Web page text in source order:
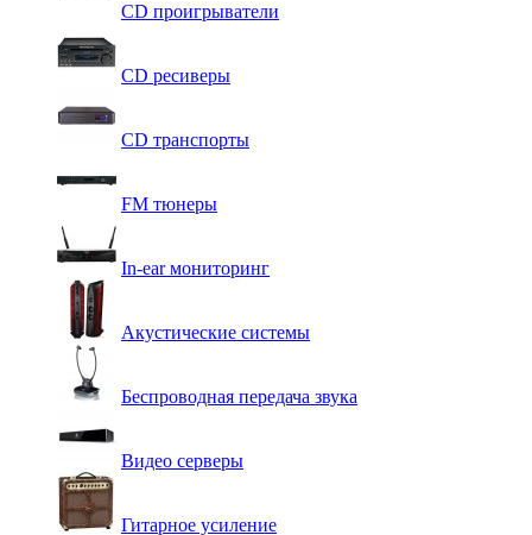
CD проигрыватели
CD ресиверы
CD транспорты
FM тюнеры
In-ear мониторинг
Акустические системы
Беспроводная передача звука
Видео серверы
Гитарное усиление